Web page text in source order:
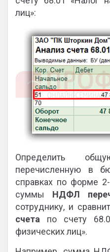
лиц»:
Определить
перечисленную в
справках по форме
суммы НДФЛ
сотруднику, и
счета по счету
физических лиц».